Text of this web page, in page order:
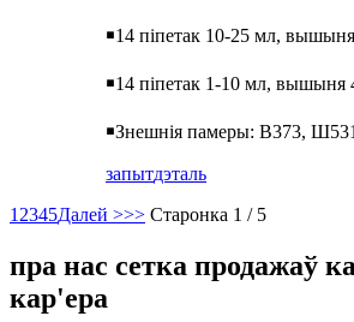
￭14 піпетак 10-25 мл,
￭14 піпетак 1-10 мл, вышыня
￭Знешнія памеры: В373,
запытдэталь
1 2345Далей >>> Старонка 1 / 5
пра нас сетка продажаў
кар'ера